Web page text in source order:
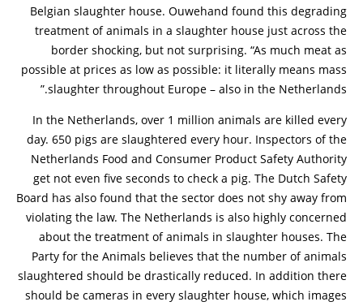
Belgian slaughter house. Ouwehand found this degrading
treatment of animals in a slaughter house just across the
border shocking, but not surprising. “As much meat as
possible at prices as low as possible: it literally means mass
slaughter throughout Europe – also in the Netherlands.”
In the Netherlands, over 1 million animals are killed every
day. 650 pigs are slaughtered every hour. Inspectors of the
Netherlands Food and Consumer Product Safety Authority
get not even five seconds to check a pig. The Dutch Safety
Board has also found that the sector does not shy away from
violating the law. The Netherlands is also highly concerned
about the treatment of animals in slaughter houses. The
Party for the Animals believes that the number of animals
slaughtered should be drastically reduced. In addition there
should be cameras in every slaughter house, which images